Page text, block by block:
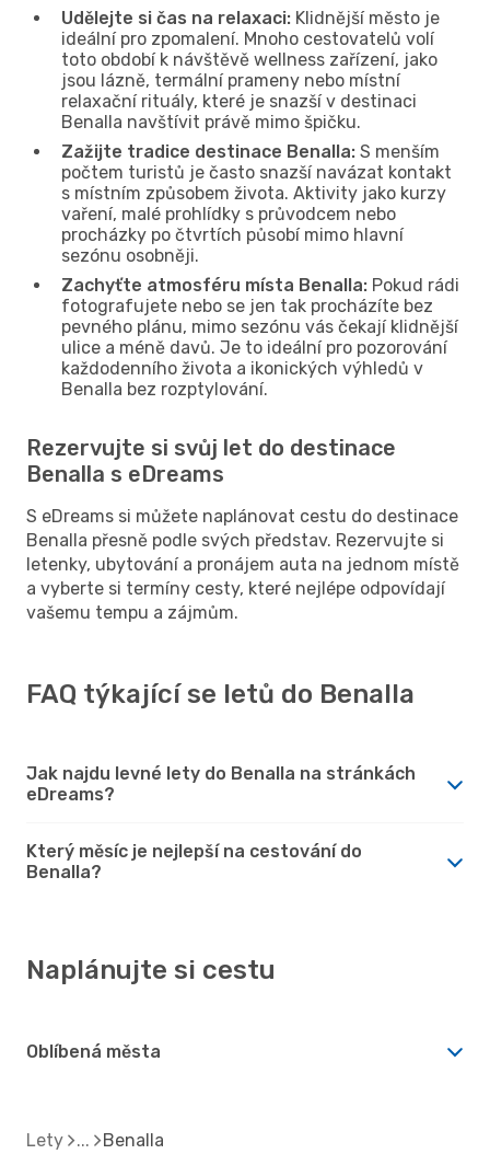
Udělejte si čas na relaxaci: Klidnější město je
ideální pro zpomalení. Mnoho cestovatelů volí
toto období k návštěvě wellness zařízení, jako
jsou lázně, termální prameny nebo místní
relaxační rituály, které je snazší v destinaci
Benalla navštívit právě mimo špičku.
Zažijte tradice destinace Benalla: S menším
počtem turistů je často snazší navázat kontakt
s místním způsobem života. Aktivity jako kurzy
vaření, malé prohlídky s průvodcem nebo
procházky po čtvrtích působí mimo hlavní
sezónu osobněji.
Zachyťte atmosféru místa Benalla: Pokud rádi
fotografujete nebo se jen tak procházíte bez
pevného plánu, mimo sezónu vás čekají klidnější
ulice a méně davů. Je to ideální pro pozorování
každodenního života a ikonických výhledů v
Benalla bez rozptylování.
Rezervujte si svůj let do destinace
Benalla s eDreams
S eDreams si můžete naplánovat cestu do destinace
Benalla přesně podle svých představ. Rezervujte si
letenky, ubytování a pronájem auta na jednom místě
a vyberte si termíny cesty, které nejlépe odpovídají
vašemu tempu a zájmům.
FAQ týkající se letů do Benalla
Jak najdu levné lety do Benalla na stránkách
eDreams?
Který měsíc je nejlepší na cestování do
Benalla?
Naplánujte si cestu
Oblíbená města
Lety Benalla